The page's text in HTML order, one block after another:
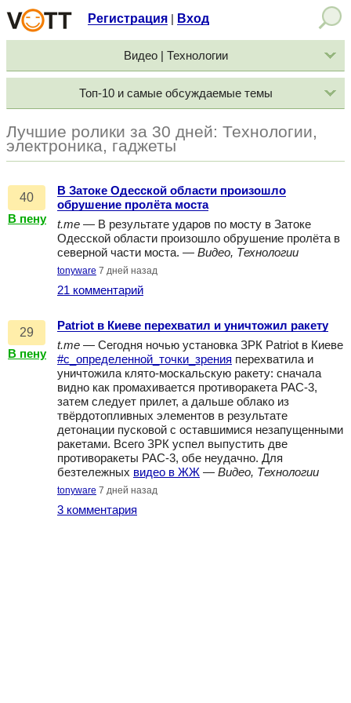
Регистрация Вход
Видео | Технологии
Топ-10 и самые обсуждаемые темы
Лучшие ролики за 30 дней: Технологии,
электроника, гаджеты
40
В пену
В Затоке Одесской области произошло
обрушение пролёта моста
t.me — В результате ударов по мосту в Затоке
Одесской области произошло обрушение пролёта в
северной части моста. — Видео, Технологии
tonyware 7 дней назад
21 комментарий
29
В пену
Patriot в Киеве перехватил и уничтожил ракету
t.me — Сегодня ночью установка ЗРК Patriot в Киеве
#с_определенной_точки_зрения перехватила и
уничтожила клято-москальскую ракету: сначала
видно как промахивается противоракета PAC-3,
затем следует прилет, а дальше облако из
твёрдотопливных элементов в результате
детонации пусковой с оставшимися незапущенными
ракетами. Всего ЗРК успел выпустить две
противоракеты PAC-3, обе неудачно. Для
безтележных видео в ЖЖ — Видео, Технологии
tonyware 7 дней назад
3 комментария